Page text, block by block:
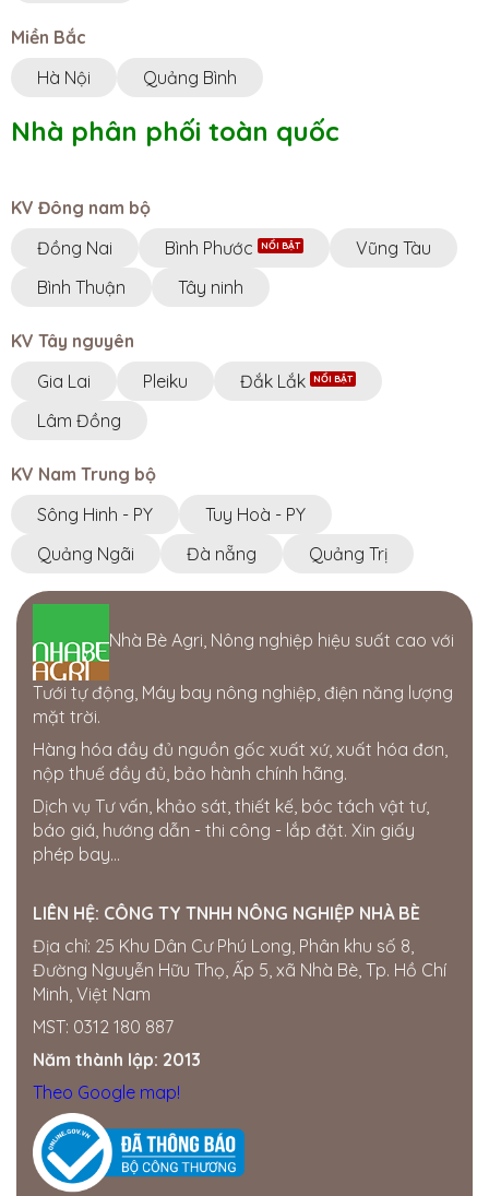
Miền Bắc
Hà Nội
Quảng Bình
Nhà phân phối toàn quốc
KV Đông nam bộ
Đồng Nai
Bình Phước
Vũng Tàu
Bình Thuận
Tây ninh
KV Tây nguyên
Gia Lai
Pleiku
Đắk Lắk
Lâm Đồng
KV Nam Trung bộ
Sông Hinh - PY
Tuy Hoà - PY
Quảng Ngãi
Đà nẵng Quảng Trị
Nhà Bè Agri, Nông nghiệp hiệu suất cao với
Tưới tự động, Máy bay nông nghiệp, điện năng lượng
mặt trời.
Hàng hóa đầy đủ nguồn gốc xuất xứ, xuất hóa đơn,
nộp thuế đầy đủ, bảo hành chính hãng.
Dịch vụ Tư vấn, khảo sát, thiết kế, bóc tách vật tư,
báo giá, hướng dẫn - thi công - lắp đặt. Xin giấy
phép bay...
LIÊN HỆ: CÔNG TY TNHH NÔNG NGHIỆP NHÀ BÈ
Địa chỉ: 25 Khu Dân Cư Phú Long, Phân khu số 8,
Đường Nguyễn Hữu Thọ, Ấp 5, xã Nhà Bè, Tp. Hồ Chí
Minh, Việt Nam
MST: 0312 180 887
Năm thành lập: 2013
Theo Google map!